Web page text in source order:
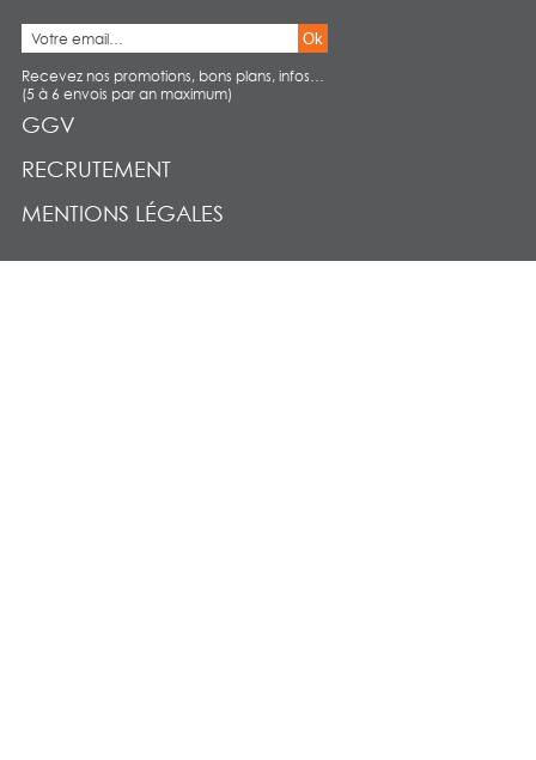
Ok
Recevez nos promotions, bons plans, infos…
(5 à 6 envois par an maximum)
RECRUTEMENT
MENTIONS LÉGALES
GGV